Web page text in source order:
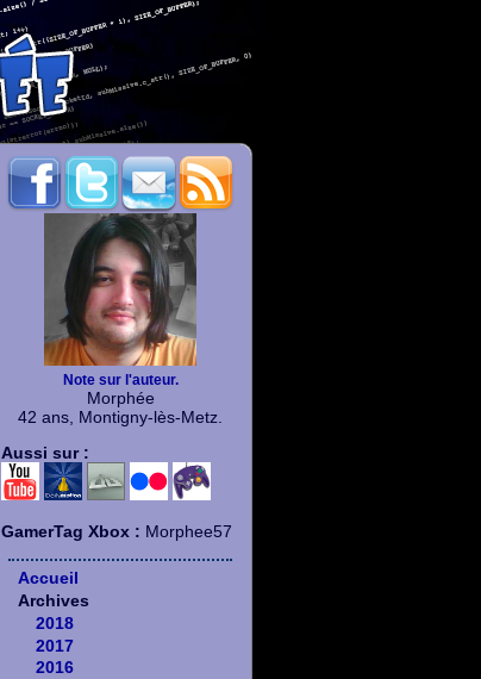
Note sur l'auteur.
Morphée
42 ans, Montigny-lès-Metz.
Aussi sur :
GamerTag Xbox : Morphee57
Accueil
Archives
2018
2017
2016